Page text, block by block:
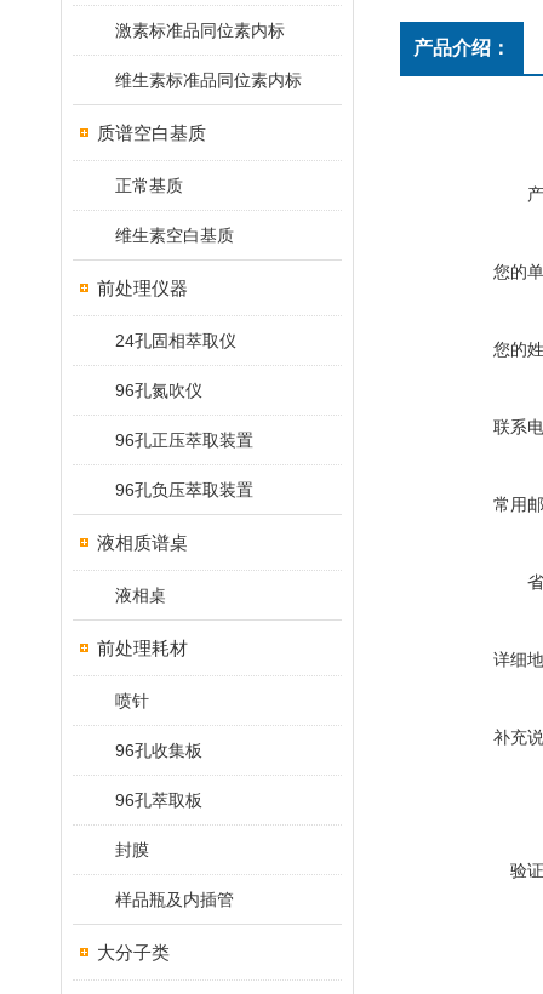
激素标准品同位素内标
维生素标准品同位素内标
质谱空白基质
正常基质
维生素空白基质
前处理仪器
24孔固相萃取仪
96孔氮吹仪
96孔正压萃取装置
96孔负压萃取装置
液相质谱桌
液相桌
前处理耗材
喷针
96孔收集板
96孔萃取板
封膜
样品瓶及内插管
大分子类
产品介绍：
您的
您的
联系
常用
详细
补充
验